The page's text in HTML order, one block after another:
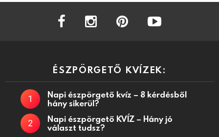
facebook instagram
ÉSZPÖRGETŐ KVÍZEK:
Napi észpörgető kvíz – 8 kérdésből
hány sikerül?
Napi észpörgető KVÍZ – Hány jó
választ tudsz?